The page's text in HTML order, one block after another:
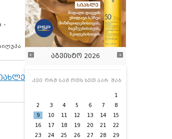
-
აგვისტო 2026
კვი ორშ სამ ოთხ ხუთ პარ შაბ
1
2
3 4 5 6 7
8
9
10 11 12 13 14
15
16
17 18 19 20 21
22
23
24 25 26 27 28
29